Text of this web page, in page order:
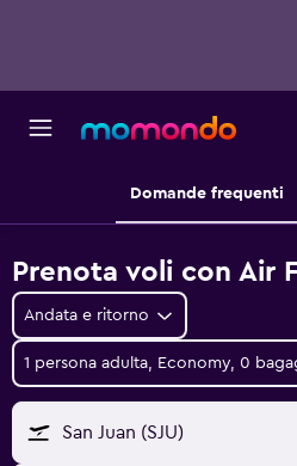
Domande frequenti
Prenota voli con Air
Andata e ritorno
1 persona adulta, Economy, 0
San Juan (SJU)